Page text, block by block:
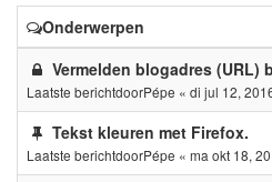
Onderwerpen
Vermelden blogadres (URL)
Laatste berichtdoorPépe « di jul 12,
Tekst kleuren met Firefox.
Laatste berichtdoorPépe « ma okt 18,